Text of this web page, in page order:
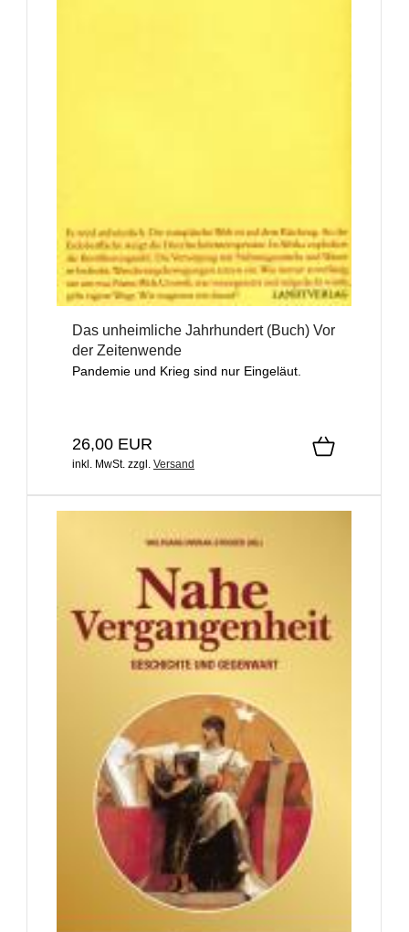
Das unheimliche Jahrhundert (Buch) Vor
der Zeitenwende
Pandemie und Krieg sind nur Eingeläut.
26,00 EUR
inkl. MwSt. zzgl. Versand